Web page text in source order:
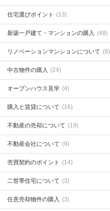
住宅選びポイント (13)
新築一戸建て・マンションの購入 (48)
リノベーションマンションについて (8)
中古物件の購入 (24)
オープンハウス見学 (4)
購入と賃貸について (16)
不動産の売却について (19)
不動産会社について (9)
売買契約のポイント (14)
二世帯住宅について (3)
任意売却物件の購入 (3)